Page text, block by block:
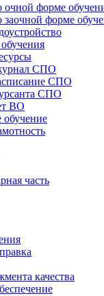
форме
форме
СПО
СПО
СПО
ВО
часть
качества